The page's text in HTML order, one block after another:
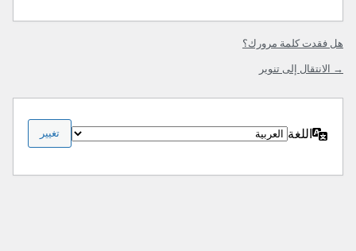
هل فقدت كلمة مرورك؟
→ الانتقال إلى تنوير
اللغة